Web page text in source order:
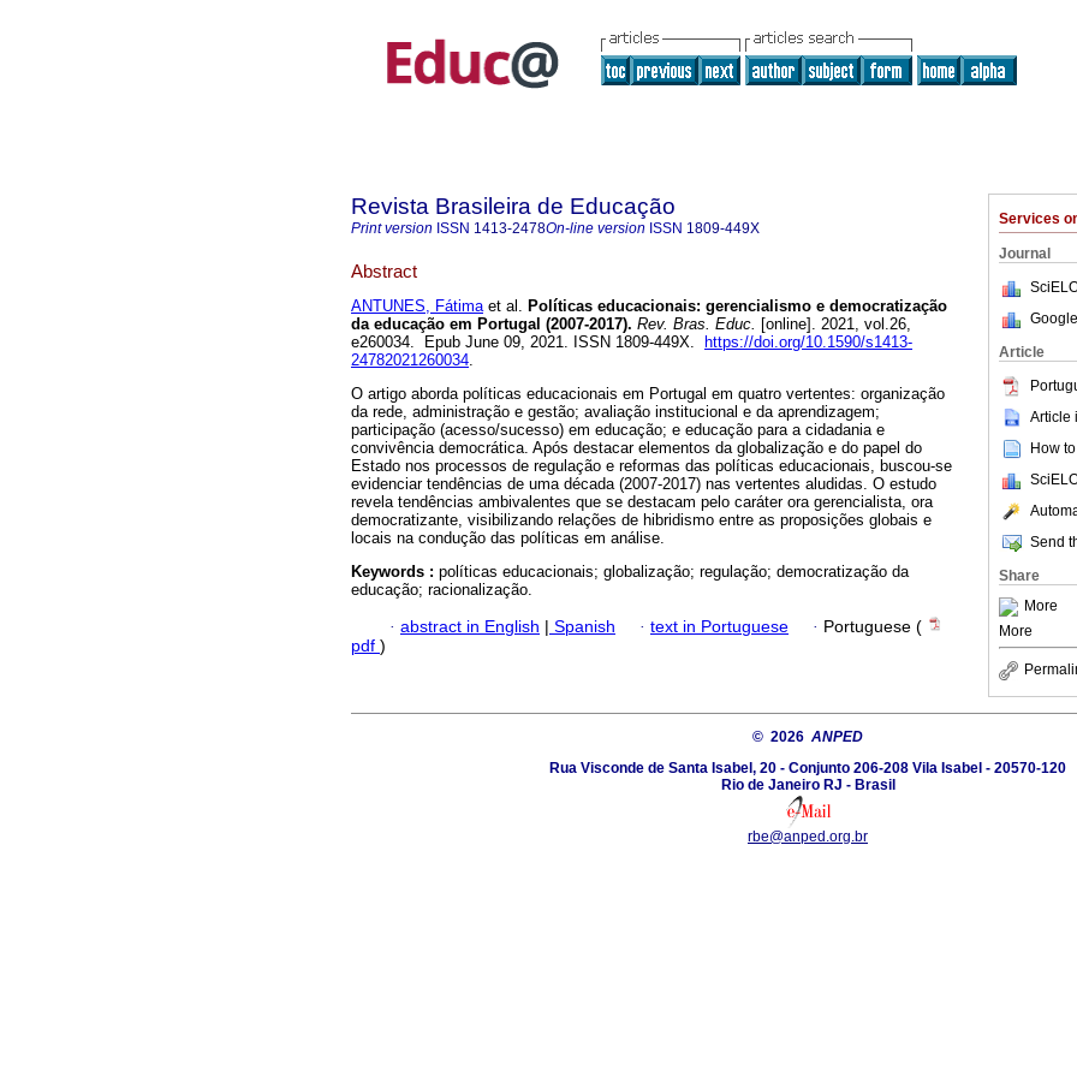
Services
Journal
Article
Article
How
Send
Share
More
More
Revista Brasileira de Educação
Print version ISSN 1413-2478On-line version ISSN 1809-449X
Abstract
ANTUNES, Fátimaet al. Políticas educacionais: gerencialismo e democratização
da educação em Portugal (2007-2017). Rev. Bras. Educ. [online]. 2021, vol.26,
e260034. Epub June 09, 2021. ISSN 1809-449X.
https://doi.org/10.1590/s1413-
24782021260034.
O artigo aborda políticas educacionais em Portugal em quatro vertentes: organização
da rede, administração e gestão; avaliação institucional e da aprendizagem;
participação (acesso/sucesso) em educação; e educação para a cidadania e
convivência democrática. Após destacar elementos da globalização e do papel do
Estado nos processos de regulação e reformas das políticas educacionais, buscou-se
evidenciar tendências de uma década (2007-2017) nas vertentes aludidas. O estudo
revela tendências ambivalentes que se destacam pelo caráter ora gerencialista, ora
democratizante, visibilizando relações de hibridismo entre as proposições globais e
locais na condução das políticas em análise.
Keywords : políticas educacionais; globalização; regulação; democratização da
educação; racionalização.
· abstract in English | Spanish · text in Portuguese · Portuguese (
pdf )
© 2026 ANPED
Rua Visconde de Santa Isabel, 20 - Conjunto 206-208 Vila Isabel - 20570-120
Rio de Janeiro RJ - Brasil
rbe@anped.org.br